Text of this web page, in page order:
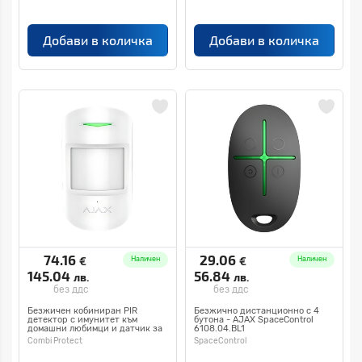
Добави в количка Добави в количка
74.16 €
145.04 лв.
без ддс
Наличен
Безжичен кобиниран PIR
детектор с имунитет към
домашни любимци и датчик за
счупване на стъкло - AJAX
Combi Protect 7170.06.WH1
Combi Protect
29.06 €
56.84 лв.
без ддс
Наличен
Безжично дистанционно с 4
бутона - AJAX SpaceControl
6108.04.BL1
SpaceControl